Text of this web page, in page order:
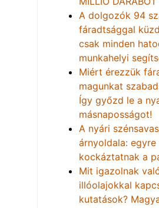
A dolgozók 94
fáradtsággal
csak minden
munkahelyi
Miért érezzük
magunkat
Így győzd le a
másnaposságot!
A nyári
árnyoldala:
kockáztatnak a
Mit igazolnak
illóolajokkal
kutatások?